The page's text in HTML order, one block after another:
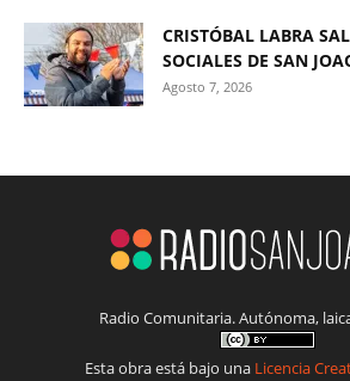
CRISTÓBAL LABRA
SOCIALES DE SAN
Agosto 7, 2026
Radio Comunitaria. Autónoma,
Esta obra está bajo una Licencia